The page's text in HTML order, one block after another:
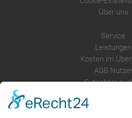
Über uns
Service
Leistungen
Kosten im
AGB Nutzer
Gutachter